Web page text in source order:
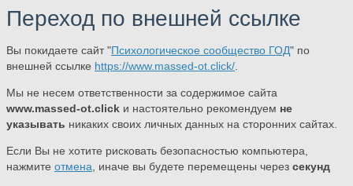
Переход по внешней ссылке
Вы покидаете сайт "Психологическое сообщество ГОД" по
внешней ссылке https://www.massed-ot.click/
Мы не несем ответственности за содержимое сайта
www.massed-ot.click и настоятельно рекомендуем не
указывать никаких своих личных данных на сторонних сайтах.
Если Вы не хотите рисковать безопасностью компьютера,
нажмите отмена , иначе вы будете перемещены через секунд